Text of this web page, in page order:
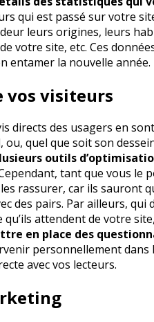
qui est passé sur votre
leurs origines, leurs
votre site, etc. Ces
entamer la nouvelle année.
vos visiteurs
directs des usagers en
quel que soit son
outils
tant que vous le
rassurer, car ils sauront
pairs. Par ailleurs, qui
attendent de votre
en place des
personnellement dans
avec vos lecteurs.